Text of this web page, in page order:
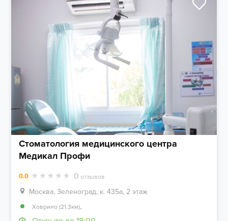
Стоматология медицинского центра
Медикал Профи
0.0 0 отзывов
Москва, Зеленоград, к. 435а, 2 этаж
Ховрино (21.3км),